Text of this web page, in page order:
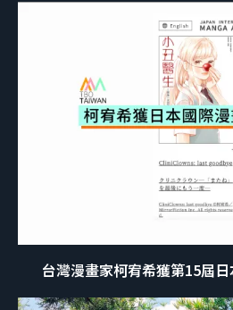
台灣漫畫家柯宥希獲第15屆